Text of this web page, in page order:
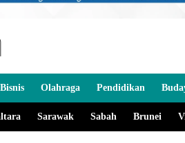
Olahraga Pendidikan
Sarawak Sabah Brunei